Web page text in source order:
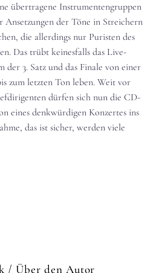
übertragene Instrumentengruppen
Ansetzungen der Töne in Streichern
die allerdings nur Puristen des
Das trübt keinesfalls das Live-
der 3. Satz und das Finale von einer
zum letzten Ton leben. Weit vor
dürfen sich nun die CD-
eines denkwürdigen Konzertes ins
das ist sicher, werden viele
/ Über den Autor